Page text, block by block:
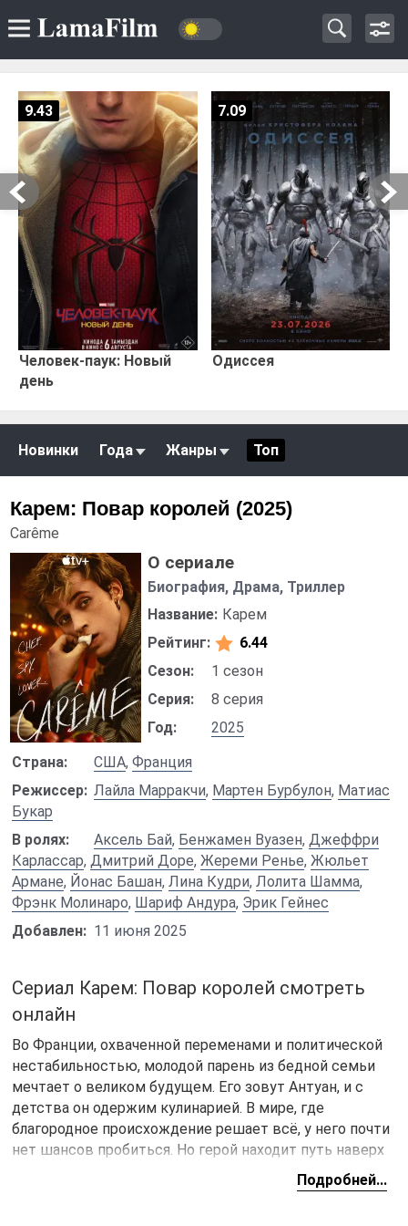
Человек-паук: Новый
день
9.43
Одиссея
7.09
Новинки Года Жанры Топ
Карем: Повар королей (2025)
Carême
О сериале
Биография, Драма, Триллер
Название: Карем
Рейтинг:
6.44
Сезон:
1 сезон
Серия:
8 серия
Год:
2025
Страна:
США,Франция
Режиссер: Лайла Марракчи, Мартен Бурбулон, Матиас
Букар
В ролях:
Аксель Бай, Бенжамен Вуазен,Джеффри
Карлассар,Дмитрий Доре,Жереми Ренье,Жюльет
Армане, Йонас Башан,Лина Кудри,Лолита Шамма,
Фрэнк Молинаро, Шариф Андура, Эрик Гейнес
Добавлен: 11 июня 2025
Сериал Карем: Повар королей смотреть
онлайн
Во Франции, охваченной переменами и политической
нестабильностью, молодой парень из бедной семьи
мечтает о великом будущем. Его зовут Антуан, и с
детства он одержим кулинарией. В мире, где
благородное происхождение решает всё, у него почти
нет шансов пробиться. Но герой находит путь наверх
— его талант, настойчивость и умение угодить как
утонченным вкусам знати, так и дамским сердцам
Подробней...